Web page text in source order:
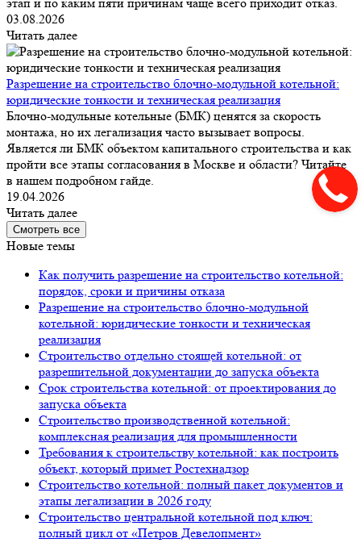
03.08.2026
Читать далее
Разрешение на строительство блочно-модульной котельной:
юридические тонкости и техническая реализация
Блочно-модульные котельные (БМК) ценятся за скорость
монтажа, но их легализация часто вызывает вопросы.
Является ли БМК объектом капитального строительства и как
пройти все этапы согласования в Москве и области? Читайте
в нашем подробном гайде.
19.04.2026
Читать далее
Смотреть все
Новые темы
Как получить разрешение на строительство котельной:
порядок, сроки и причины отказа
Разрешение на строительство блочно-модульной
котельной: юридические тонкости и техническая
реализация
Строительство отдельно стоящей котельной: от
разрешительной документации до запуска объекта
Срок строительства котельной: от проектирования до
запуска объекта
Строительство производственной котельной:
комплексная реализация для промышленности
Требования к строительству котельной: как построить
объект, который примет Ростехнадзор
Строительство котельной: полный пакет документов и
этапы легализации в 2026 году
Строительство центральной котельной под ключ:
полный цикл от «Петров Девелопмент»